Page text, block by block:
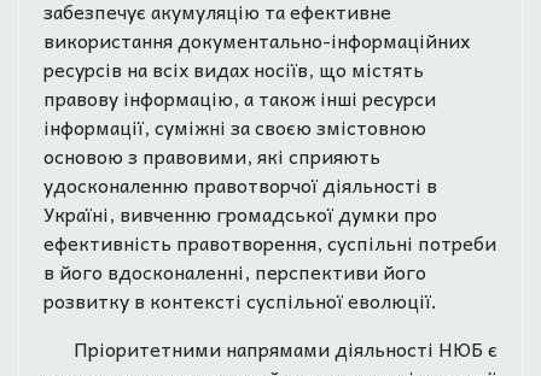
забезпечує акумуляцію та ефективне
використання документально-інформаційних
ресурсів на всіх видах носіїв, що містять
правову інформацію, а також інші ресурси
інформації, суміжні за своєю змістовною
основою з правовими, які сприяють
удосконаленню правотворчої діяльності в
Україні, вивченню громадської думки про
ефективність правотворення, суспільні потреби
в його вдосконаленні, перспективи його
розвитку в контексті суспільної еволюції.
Пріоритетними напрямами діяльності НЮБ є